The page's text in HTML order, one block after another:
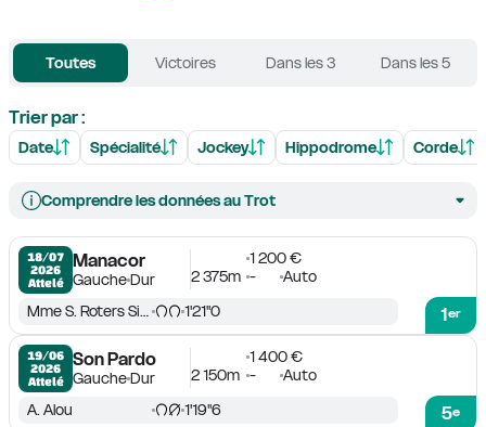
Toutes Victoires Dans les 3 Dans les 5
Trier par :
Date Spécialité Jockey Hippodrome Corde
Comprendre les données au Trot
18/07
2026
Attelé
Manacor
GaucheDur
1 200 €
2 375m - Auto
1er
Mme S. Roters Sintes 1'21''0
19/06
2026
Attelé
Son Pardo
GaucheDur
1 400 €
2 150m - Auto
5e
A. Alou 1'19''6